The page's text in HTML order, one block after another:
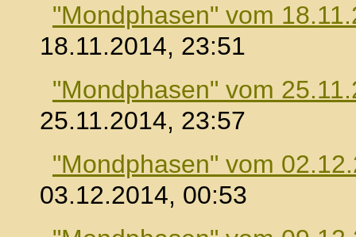
"Mondphasen" vom
18.11.2014, 23:51
"Mondphasen" vom
25.11.2014, 23:57
"Mondphasen" vom
03.12.2014, 00:53